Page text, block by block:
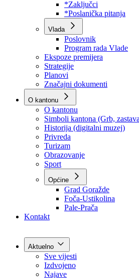
Budžet 2026
Zakoni
*Odluke
*Zaključci
*Poslanička pitanja
Vlada
Poslovnik
Program rada Vlade
Ekspoze premijera
Strategije
Planovi
Značajni dokumenti
O kantonu
O kantonu
Simboli kantona (Grb, zastava)
Historija (digitalni muzej)
Privreda
Turizam
Obrazovanje
Sport
Općine
Kontakt
Aktuelno